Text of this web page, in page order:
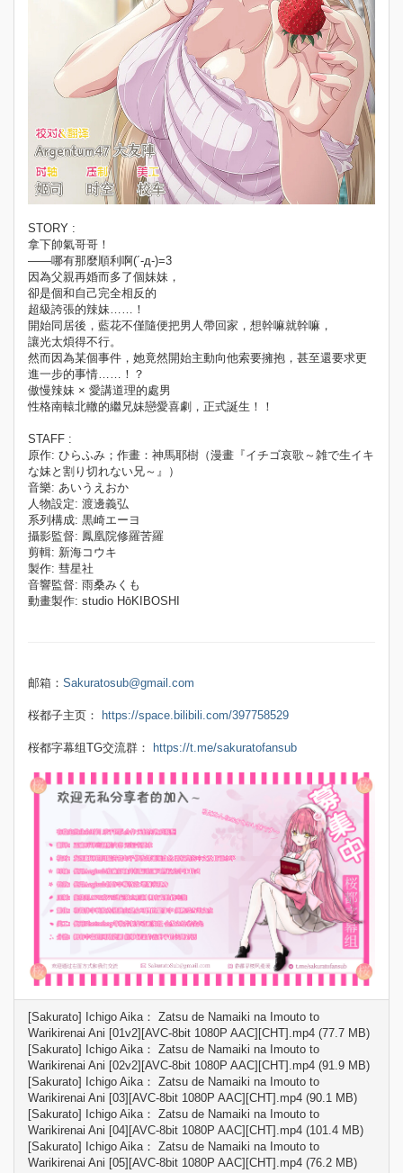
STORY :
拿下帥氣哥哥！
——哪有那麼順利啊(´-д-)=3
因為父親再婚而多了個妹妹，
卻是個和自己完全相反的
超級誇張的辣妹……！
開始同居後，藍花不僅隨便把男人帶回家，想幹嘛就幹嘛，
讓光太煩得不行。
然而因為某個事件，她竟然開始主動向他索要擁抱，甚至還要求更
進一步的事情……！？
傲慢辣妹 × 愛講道理的處男
性格南轅北轍的繼兄妹戀愛喜劇，正式誕生！！
STAFF :
原作: ひらふみ；作畫：神馬耶樹（漫畫『イチゴ哀歌～雑で生イキ
な妹と割り切れない兄～』）
音樂: あいうえおか
人物設定: 渡邊義弘
系列構成: 黒崎エーヨ
攝影監督: 鳳凰院修羅苦羅
剪輯: 新海コウキ
製作: 彗星社
音響監督: 雨桑みくも
動畫製作: studio HōKIBOSHI
邮箱： Sakuratosub@gmail.com
桜都子主页： https://space.bilibili.com/397758529
桜都字幕组TG交流群： https://t.me/sakuratofansub
[Sakurato] Ichigo Aika： Zatsu de Namaiki na Imouto to
Warikirenai Ani [01v2][AVC-8bit 1080P AAC][CHT].mp4 (77.7 MB)
[Sakurato] Ichigo Aika： Zatsu de Namaiki na Imouto to
Warikirenai Ani [02v2][AVC-8bit 1080P AAC][CHT].mp4 (91.9 MB)
[Sakurato] Ichigo Aika： Zatsu de Namaiki na Imouto to
Warikirenai Ani [03][AVC-8bit 1080P AAC][CHT].mp4 (90.1 MB)
[Sakurato] Ichigo Aika： Zatsu de Namaiki na Imouto to
Warikirenai Ani [04][AVC-8bit 1080P AAC][CHT].mp4 (101.4 MB)
[Sakurato] Ichigo Aika： Zatsu de Namaiki na Imouto to
Warikirenai Ani [05][AVC-8bit 1080P AAC][CHT].mp4 (76.2 MB)